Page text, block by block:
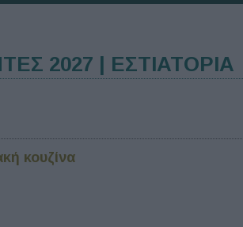
2027 | ΕΣΤΙΑΤΟΡΙΑ
κουζίνα